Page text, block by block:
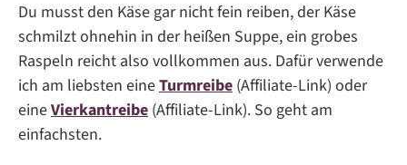
Du musst den Käse gar nicht fein reiben, der Käse
schmilzt ohnehin in der heißen Suppe, ein grobes
Raspeln reicht also vollkommen aus. Dafür verwende
ich am liebsten eineTurmreibe (Affiliate-Link) oder
eineVierkantreibe (Affiliate-Link). So geht am
einfachsten.